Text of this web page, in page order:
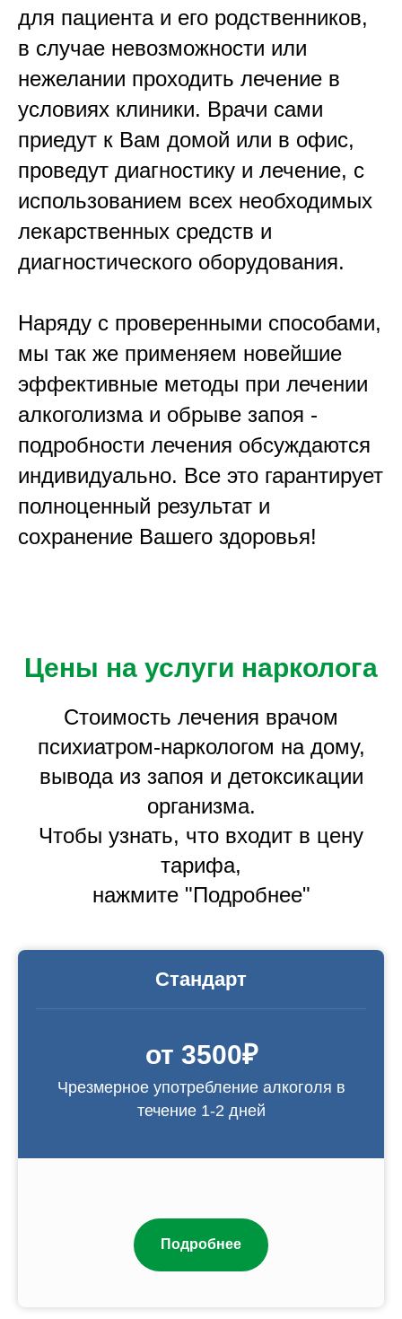
для пациента и его родственников,
в случае невозможности или
нежелании проходить лечение в
условиях клиники. Врачи сами
приедут к Вам домой или в офис,
проведут диагностику и лечение, с
использованием всех необходимых
лекарственных средств и
диагностического оборудования.
Наряду с проверенными способами,
мы так же применяем новейшие
эффективные методы при лечении
алкоголизма и обрыве запоя -
подробности лечения обсуждаются
индивидуально. Все это гарантирует
полноценный результат и
сохранение Вашего здоровья!
Цены на услуги нарколога
Стоимость лечения врачом
психиатром-наркологом на дому,
вывода из запоя и детоксикации
организма.
Чтобы узнать, что входит в цену
тарифа,
нажмите "Подробнее"
Стандарт
от 3500₽
Чрезмерное употребление алкоголя в
течение 1-2 дней
Подробнее